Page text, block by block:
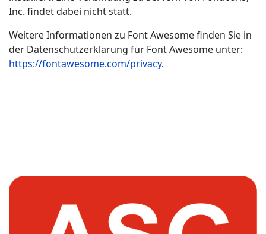
Inc. findet dabei nicht statt.
Weitere Informationen zu Font Awesome finden Sie in
der Datenschutzerklärung für Font Awesome unter:
https://fontawesome.com/privacy.